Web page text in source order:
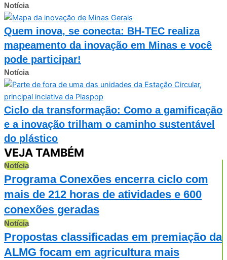
Notícia
Quem inova, se conecta: BH-TEC realiza
mapeamento da inovação em Minas e você
pode participar!
Notícia
Ciclo da transformação: Como a gamificação
e a inovação trilham o caminho sustentável
do plástico
VEJA TAMBÉM
Notícia
Programa Conexões encerra ciclo com
mais de 212 horas de atividades e 600
conexões geradas
Notícia
Propostas classificadas em premiação da
ALMG focam em agricultura mais